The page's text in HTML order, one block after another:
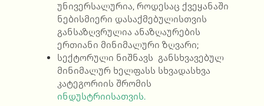
უნივერსალურია, როდესაც ქვეყანაში
ნებისმიერი დასაქმებულისთვის
განსაზღვრულია ანაზღაურების
ერთიანი მინიმალური ზღვარი;
სექტორული ნიშნავს განსხვავებულ
მინიმალურ ხელფასს სხვადასხვა
კატეგორიის შრომის
ინდუსტრიისათვის.